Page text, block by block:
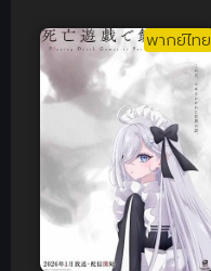
พากย์ไทย